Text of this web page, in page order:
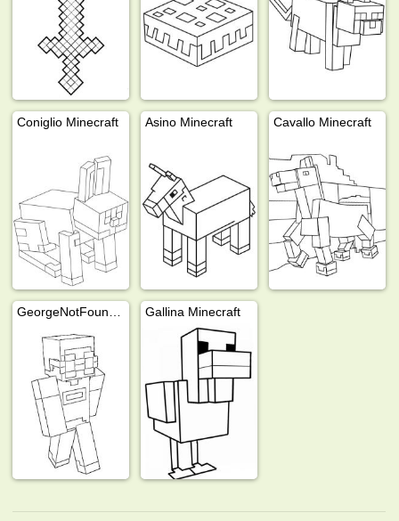
Coniglio Minecraft Asino Minecraft Cavallo Minecraft
Gallina Minecraft